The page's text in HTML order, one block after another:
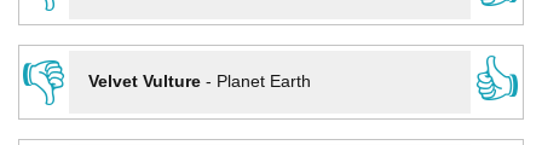
👎
Velvet Vulture- Planet Earth
👍